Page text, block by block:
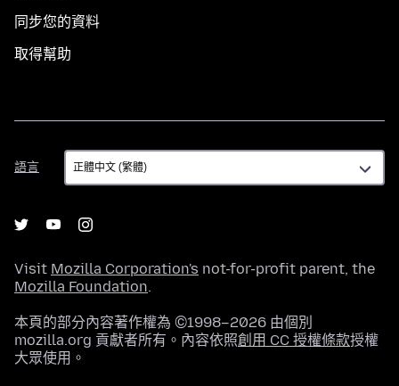
同步您的資料
取得幫助
語言
語
言
Visit Mozilla Corporation's not-for-profit parent, the
Mozilla Foundation.
本頁的部分內容著作權為 ©1998–2026 由個別
mozilla.org 貢獻者所有。內容依照創用 CC 授權條款授權
大眾使用。